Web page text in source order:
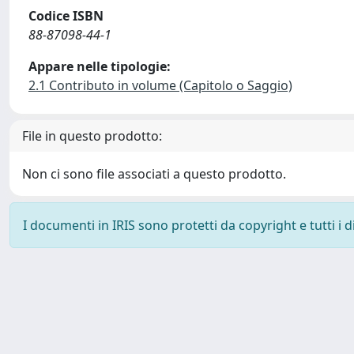
Codice ISBN
88-87098-44-1
Appare nelle tipologie:
2.1 Contributo in volume (Capitolo o Saggio)
File in questo prodotto:
Non ci sono file associati a questo prodotto.
I documenti in IRIS sono protetti da copyright e tutti i